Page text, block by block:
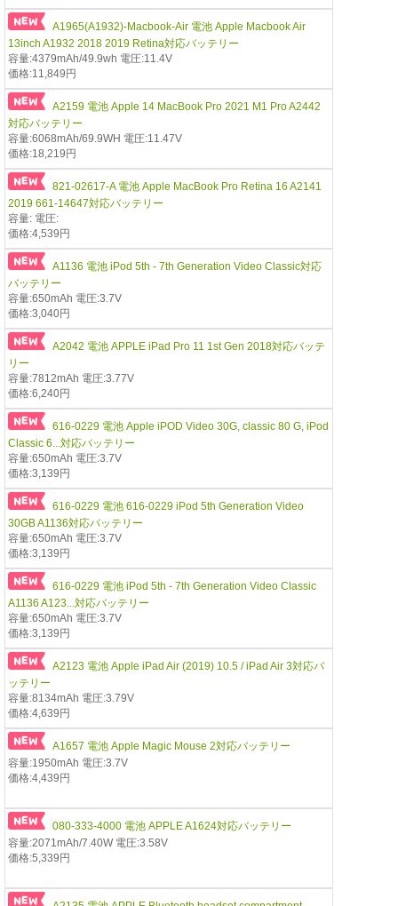
A1965(A1932)-Macbook-Air 電池 Apple Macbook Air
13inch A1932 2018 2019 Retina対応バッテリー
容量:4379mAh/49.9wh 電圧:11.4V
価格:11,849円
A2159 電池 Apple 14 MacBook Pro 2021 M1 Pro A2442
対応バッテリー
容量:6068mAh/69.9WH 電圧:11.47V
価格:18,219円
821-02617-A 電池 Apple MacBook Pro Retina 16 A2141
2019 661-14647対応バッテリー
容量: 電圧:
価格:4,539円
A1136 電池 iPod 5th - 7th Generation Video Classic対応
バッテリー
容量:650mAh 電圧:3.7V
価格:3,040円
A2042 電池 APPLE iPad Pro 11 1st Gen 2018対応バッテ
リー
容量:7812mAh 電圧:3.77V
価格:6,240円
616-0229 電池 Apple iPOD Video 30G, classic 80 G, iPod
Classic 6...対応バッテリー
容量:650mAh 電圧:3.7V
価格:3,139円
616-0229 電池 616-0229 iPod 5th Generation Video
30GB A1136対応バッテリー
容量:650mAh 電圧:3.7V
価格:3,139円
616-0229 電池 iPod 5th - 7th Generation Video Classic
A1136 A123...対応バッテリー
容量:650mAh 電圧:3.7V
価格:3,139円
A2123 電池 Apple iPad Air (2019) 10.5 / iPad Air 3対応バ
ッテリー
容量:8134mAh 電圧:3.79V
価格:4,639円
A1657 電池 Apple Magic Mouse 2対応バッテリー
容量:1950mAh 電圧:3.7V
価格:4,439円
080-333-4000 電池 APPLE A1624対応バッテリー
容量:2071mAh/7.40W 電圧:3.58V
価格:5,339円